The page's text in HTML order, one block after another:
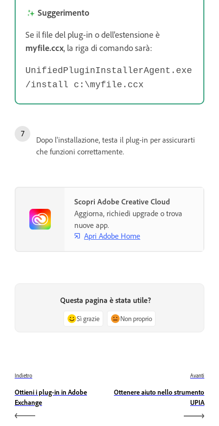
Suggerimento
Se il file del plug-in o dell'estensione è
myfile.ccx, la riga di comando sarà:
UnifiedPluginInstallerAgent.exe
/install c:\myfile.ccx
Dopo l'installazione, testa il plug-in per assicurarti
che funzioni correttamente.
Scopri Adobe Creative Cloud
Aggiorna, richiedi upgrade o trova
nuove app.
Apri Adobe Home
Questa pagina è stata utile?
Sì grazie Non proprio
Indietro
Ottieni i plug-in in Adobe
Exchange
Avanti
Ottenere aiuto nello strumento
UPIA